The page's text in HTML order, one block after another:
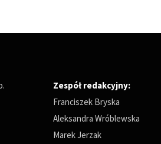
Zespół redakcyjny:
Franciszek Bryska
Aleksandra Wróblewska
Marek Jerzak